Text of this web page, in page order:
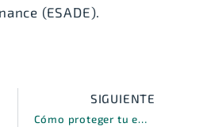
(ESADE).
SIGUIENTE
Cómo proteger tu empresa con seguros de crédito a la exportación ante los aranceles de EEUU